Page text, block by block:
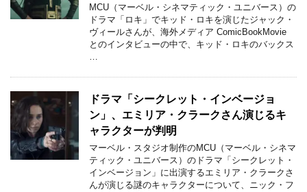
MCU（マーベル・シネマティック・ユニバース）の
ドラマ「ロキ」でキッド・ロキを演じたジャック・
ヴィールさんが、海外メディア ComicBookMovie
とのインタビューの中で、キッド・ロキのバックス
ドラマ「シークレット・インベージョ
ン」、エミリア・クラークさん演じるキ
ャラクターが判明
マーベル・スタジオ制作のMCU（マーベル・シネマ
ティック・ユニバース）のドラマ「シークレット・
インベージョン」に出演するエミリア・クラークさ
んが演じる謎のキャラクターについて、ニック・フ